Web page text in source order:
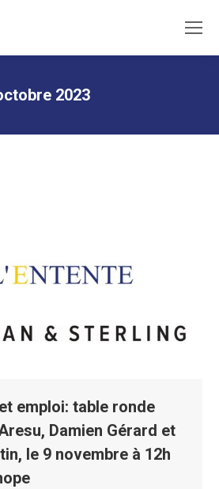
2023
emploi: table ronde
Damien Gérard et
le 9 novembre à 12h